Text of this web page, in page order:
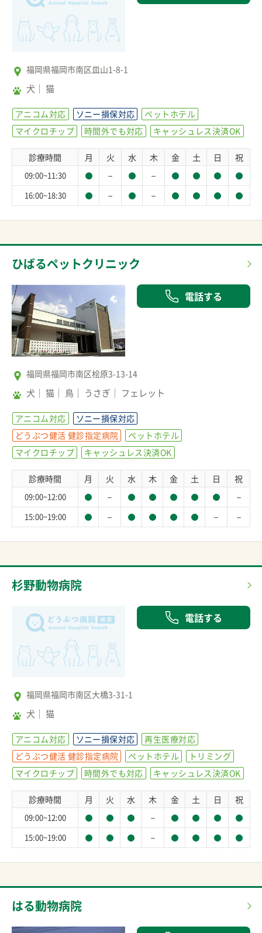
福岡県福岡市南区皿山1-8-1
犬 猫
アニコム対応 ソニー損保対応
ペットホテル
マイクロチップ
時間外でも対応 キャッシュレス決済OK
診療時間 月 火 水 木 金 土 日 祝
09:00~11:30 － －
16:00~18:30 － －
ひばるペットクリニック
電話する
福岡県福岡市南区桧原3-13-14
犬 猫 鳥 うさぎ フェレット
アニコム対応
ソニー損保対応
どうぶつ健活 健診指定病院
ペットホテル
マイクロチップ
キャッシュレス決済OK
診療時間 月 火 水 木 金 土 日 祝
09:00~12:00 － －
15:00~19:00 － － －
杉野動物病院
電話する
福岡県福岡市南区大橋3-31-1
犬 猫
アニコム対応 ソニー損保対応
再生医療対応
どうぶつ健活 健診指定病院
ペットホテル
トリミング
マイクロチップ
時間外でも対応 キャッシュレス決済OK
診療時間 月 火 水 木 金 土 日 祝
09:00~12:00 －
15:00~19:00 －
はる動物病院